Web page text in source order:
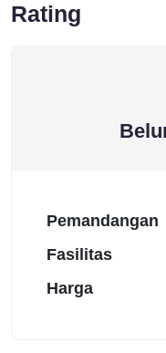
Rating
Pemandangan
Fasilitas
Harga